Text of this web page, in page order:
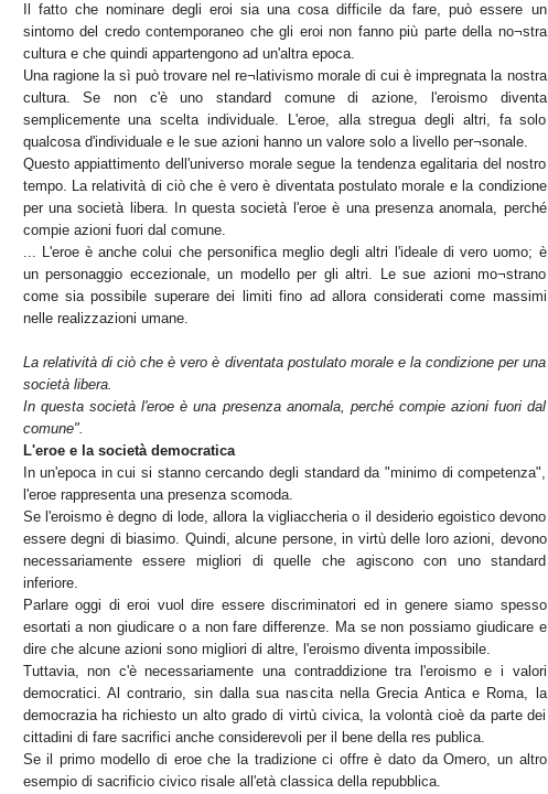
Il fatto che nominare degli eroi sia una cosa difficile da fare, può essere un
sintomo del credo contemporaneo che gli eroi non fanno più parte della no¬stra
cultura e che quindi appartengono ad un'altra epoca.
Una ragione la sì può trovare nel re¬lativismo morale di cui è impregnata la nostra
cultura. Se non c'è uno standard comune di azione, l'eroismo diventa
semplicemente una scelta individuale. L'eroe, alla stregua degli altri, fa solo
qualcosa d'individuale e le sue azioni hanno un valore solo a livello per¬sonale.
Questo appiattimento dell'universo morale segue la tendenza egalitaria del nostro
tempo. La relatività di ciò che è vero è diventata postulato morale e la condizione
per una società libera. In questa società l'eroe è una presenza anomala, perché
compie azioni fuori dal comune.
... L'eroe è anche colui che personifica meglio degli altri l'ideale di vero uomo; è
un personaggio eccezionale, un modello per gli altri. Le sue azioni mo¬strano
come sia possibile superare dei limiti fino ad allora considerati come massimi
nelle realizzazioni umane.
La relatività di ciò che è vero è diventata postulato morale e la condizione per una
società libera.
In questa società l'eroe è una presenza anomala, perché compie azioni fuori dal
comune".
L'eroe e la società democratica
In un'epoca in cui si stanno cercando degli standard da "minimo di competenza",
l'eroe rappresenta una presenza scomoda.
Se l'eroismo è degno di lode, allora la vigliaccheria o il desiderio egoistico devono
essere degni di biasimo. Quindi, alcune persone, in virtù delle loro azioni, devono
necessariamente essere migliori di quelle che agiscono con uno standard
inferiore.
Parlare oggi di eroi vuol dire essere discriminatori ed in genere siamo spesso
esortati a non giudicare o a non fare differenze. Ma se non possiamo giudicare e
dire che alcune azioni sono migliori di altre, l'eroismo diventa impossibile.
Tuttavia, non c'è necessariamente una contraddizione tra l'eroismo e i valori
democratici. Al contrario, sin dalla sua nascita nella Grecia Antica e Roma, la
democrazia ha richiesto un alto grado di virtù civica, la volontà cioè da parte dei
cittadini di fare sacrifici anche considerevoli per il bene della res publica.
Se il primo modello di eroe che la tradizione ci offre è dato da Omero, un altro
esempio di sacrificio civico risale all'età classica della repubblica.